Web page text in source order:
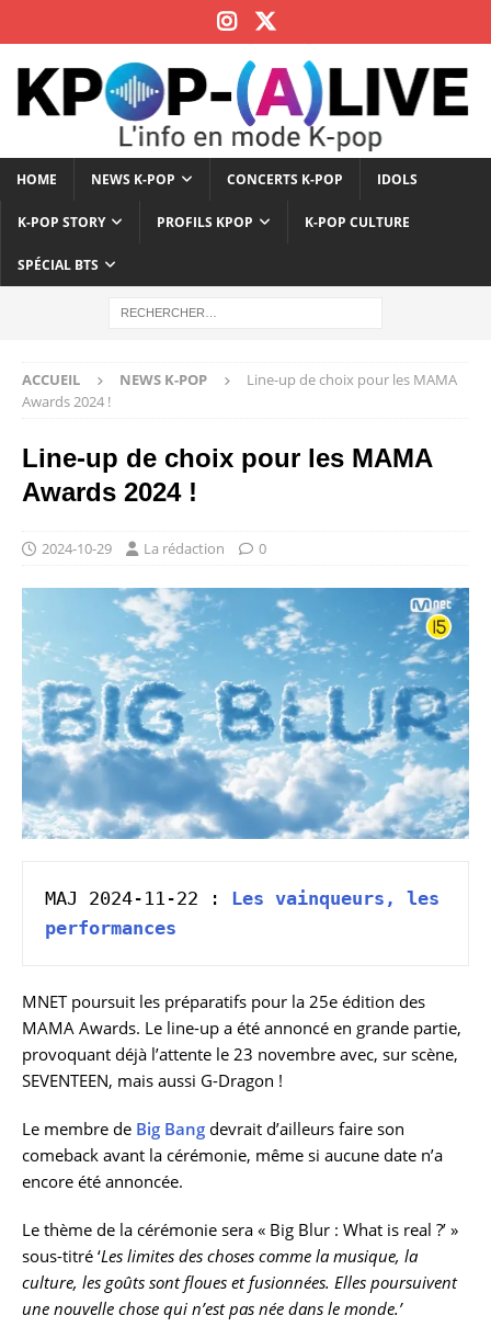
HOME NEWS K-POP CONCERTS K-POP IDOLS
K-POP STORY PROFILS KPOP K-POP CULTURE
SPÉCIAL BTS
ACCUEIL NEWS K-POP
Line-up de choix pour les MAMA
Awards 2024 !
Line-up de choix pour les MAMA
Awards 2024 !
2024-10-29 La rédaction 0
MAJ 2024-11-22 : Les vainqueurs, les
performances
MNET poursuit les préparatifs pour la 25e édition des
MAMA Awards. Le line-up a été annoncé en grande partie,
provoquant déjà l’attente le 23 novembre avec, sur scène,
SEVENTEEN, mais aussi G-Dragon !
Le membre de Big Bang devrait d’ailleurs faire son
comeback avant la cérémonie, même si aucune date n’a
encore été annoncée.
Le thème de la cérémonie sera « Big Blur : What is real ?’ »
sous-titré ‘Les limites des choses comme la musique, la
culture, les goûts sont floues et fusionnées. Elles poursuivent
une nouvelle chose qui n’est pas née dans le monde.’